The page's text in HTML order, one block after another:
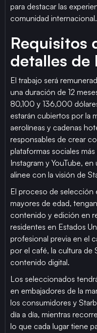
para destacar las
comunidad internacional.
Requisitos
detalles de
El trabajo será
una duración de 12
80,100 y 136,000
estarán cubiertos por la
aerolíneas y cadenas
responsables de crear
plataformas sociales
Instagram y YouTube,
alinee con la visión de
El proceso de selección
mayores de edad,
contenido y edición en
residentes en Estados
profesional previa en el
por el café, la cultura de
contenido digital.
Los seleccionados
en embajadores de la
los consumidores y
día a día, mientras
lo que cada lugar tiene